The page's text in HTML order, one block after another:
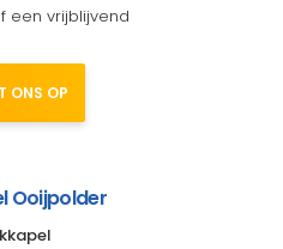
een vrijblijvend
ONS OP
Ooijpolder